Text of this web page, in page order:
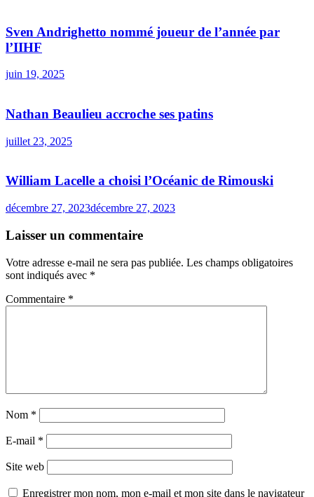
Sven Andrighetto nommé joueur de l’année par
l’IIHF
juin 19, 2025
Nathan Beaulieu accroche ses patins
juillet 23, 2025
William Lacelle a choisi l’Océanic de Rimouski
décembre 27, 2023décembre 27, 2023
Laisser un commentaire
Votre adresse e-mail ne sera pas publiée. Les champs obligatoires
sont indiqués avec *
Commentaire *
Nom *
E-mail *
Site web
Enregistrer mon nom, mon e-mail et mon site dans le navigateur